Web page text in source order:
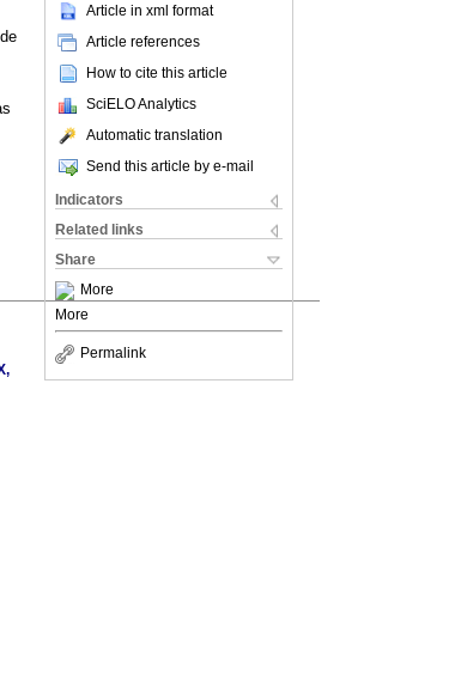
Article in xml format
Article references
How to cite this article
SciELO Analytics
Automatic translation
Send this article by e-mail
Indicators
Related links
Share
More
More
Permalink